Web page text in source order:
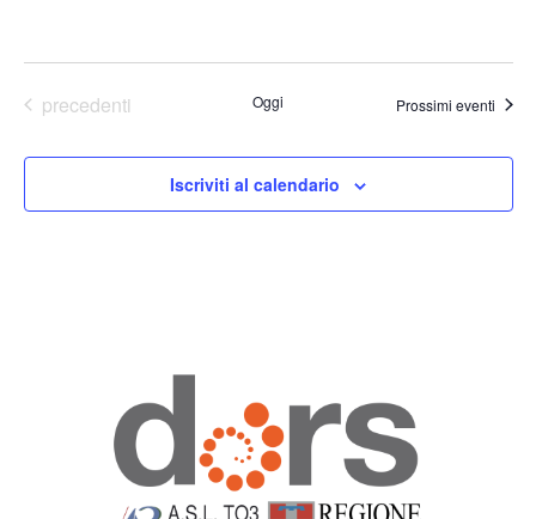
Eventi
precedenti Oggi Prossimi eventi
Iscriviti al calendario